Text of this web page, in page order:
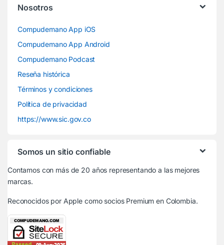
Nosotros
Compudemano App iOS
Compudemano App Android
Compudemano Podcast
Reseña histórica
Términos y condiciones
Política de privacidad
https://www.sic.gov.co
Somos un sitio confiable
Contamos con más de 20 años representando a las mejores
marcas.
Reconocidos por Apple como socios Premium en Colombia.